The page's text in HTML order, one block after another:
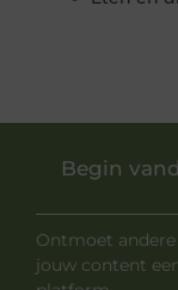
Begin
Ontmoet
jouw content